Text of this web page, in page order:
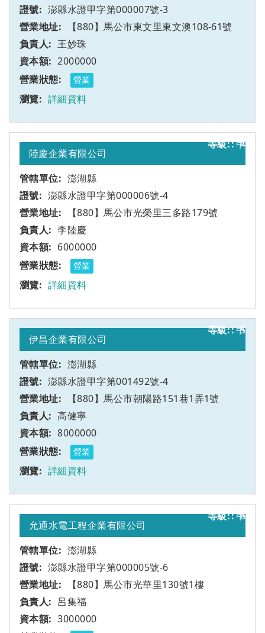
澎縣水證甲字第000007號-3
【880】馬公市東文里東文澳108-61號
王妙珠
2000000
營業
詳細資料
4
陸慶企業有限公司
澎湖縣
澎縣水證甲字第000006號-4
【880】馬公市光榮里三多路179號
甲
李陸慶
6000000
營業
詳細資料
5
伊昌企業有限公司
澎湖縣
澎縣水證甲字第001492號-4
【880】馬公市朝陽路151巷1弄1號
甲
高健寧
8000000
營業
詳細資料
6
允通水電工程企業有限公司
澎湖縣
澎縣水證甲字第000005號-6
【880】馬公市光華里130號1樓
甲
呂集福
3000000